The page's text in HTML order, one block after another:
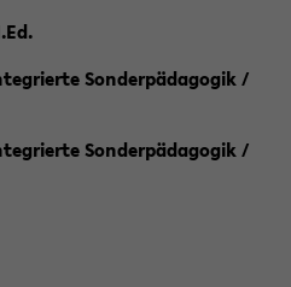
Sonderpädagogik /
Sonderpädagogik /